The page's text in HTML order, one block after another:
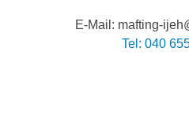
E-Mail: mafting-
Tel: 040